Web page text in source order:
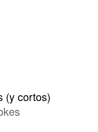
(y cortos)